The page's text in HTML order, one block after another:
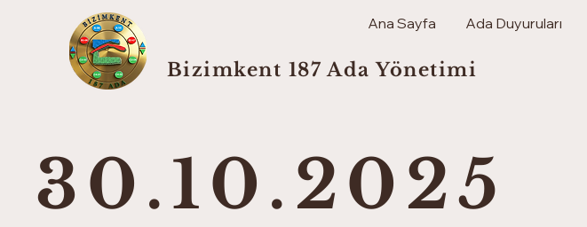
Bizimkent 187 Ada Yönetimi
Ana Sayfa Ada Duyuruları
30.10.2025